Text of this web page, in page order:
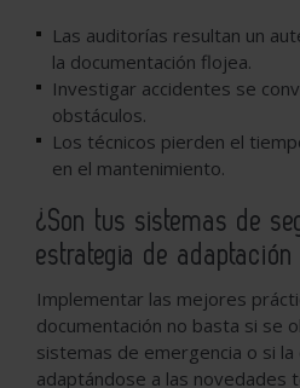
Las auditorías resultan un
la documentación flojea.
Investigar accidentes se
obstáculos.
Los técnicos pierden el
en el mantenimiento.
¿Son tus sistemas de
estrategia de
Implementar las mejores
documentación no basta si se
sistemas de emergencia o si
adaptándose a las novedades